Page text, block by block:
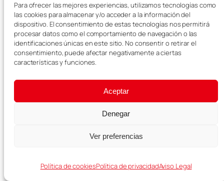
Para ofrecer las mejores experiencias, utilizamos tecnologías como
las cookies para almacenar y/o acceder a la información del
dispositivo. El consentimiento de estas tecnologías nos permitirá
procesar datos como el comportamiento de navegación o las
identificaciones únicas en este sitio. No consentir o retirar el
consentimiento, puede afectar negativamente a ciertas
características y funciones.
Aceptar
Denegar
Ver preferencias
Política de cookiesPolítica de privacidadAviso Legal
Santa Cruz de
Tenerife
capital de la isla y una ciudad